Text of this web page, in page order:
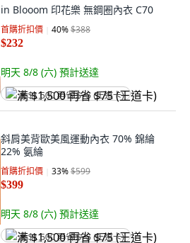
in Blooom 印花樂 無鋼圈內衣 C70
首購折扣價 40%$388
$232
明天 8/8 (六) 預計送達
满 $1,500 再省 $75 (王道卡)
斜肩美背歐美風運動內衣 70% 錦綸
22% 氨綸
首購折扣價 33%$599
$399
明天 8/8 (六) 預計送達
满 $1,500 再省 $75 (王道卡)